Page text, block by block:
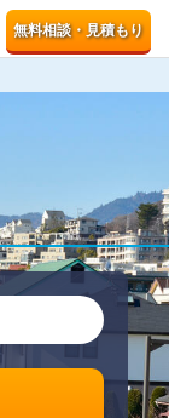
無料相談・見積もり